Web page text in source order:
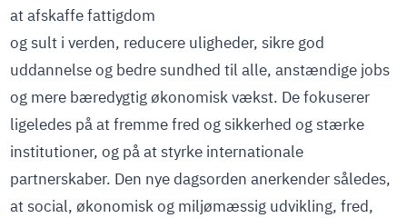
at afskaffe fattigdom
og sult i verden, reducere uligheder, sikre god
uddannelse og bedre sundhed til alle, anstændige jobs
og mere bæredygtig økonomisk vækst. De fokuserer
ligeledes på at fremme fred og sikkerhed og stærke
institutioner, og på at styrke internationale
partnerskaber. Den nye dagsorden anerkender således,
at social, økonomisk og miljømæssig udvikling, fred,